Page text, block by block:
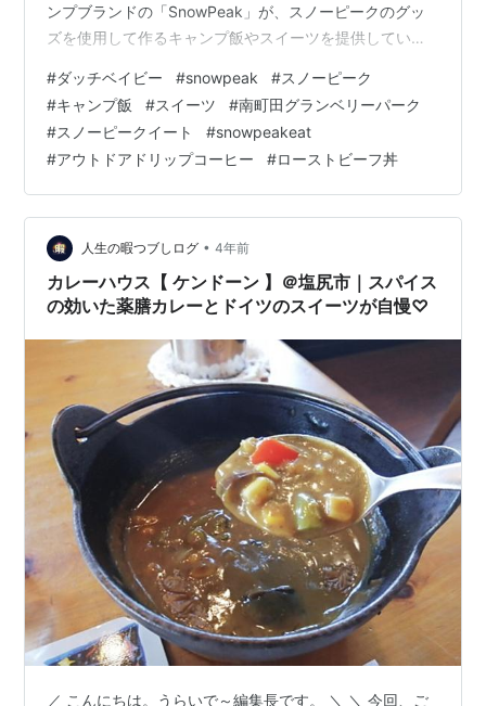
ンプブランドの「SnowPeak」が、スノーピークのグッ
ズを使用して作るキャンプ飯やスイーツを提供している
ます。 オーダーしたアウトドアドリップコーヒー(528
円)は店内にあるコーヒーグッズを使用して、セルフでド
リップコーヒーを入れられるようになっています。 ちょ
っとしたアウトドア体験が出来た気分になります スノー
ピークオリジナルブレンドコーヒー。 お代わり自由 コス
パG…
#ダッチベイビー #snowpeak #スノーピーク
#キャンプ飯 #スイーツ #南町田グランベリーパーク
#スノーピークイート #snowpeakeat
#アウトドアドリップコーヒー #ローストビーフ丼
人生の暇つブしログ • 4年前
カレーハウス【 ケンドーン 】＠塩尻市｜スパイス
の効いた薬膳カレーとドイツのスイーツが自慢♡
／ こんにちは。うらいで～編集長です。 ＼ ＼ 今回、ご